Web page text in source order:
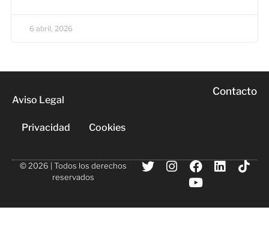
6 abril, 2026
Aviso Legal
Privacidad Cookies
Contacto
© 2026 | Todos los derechos
reservados